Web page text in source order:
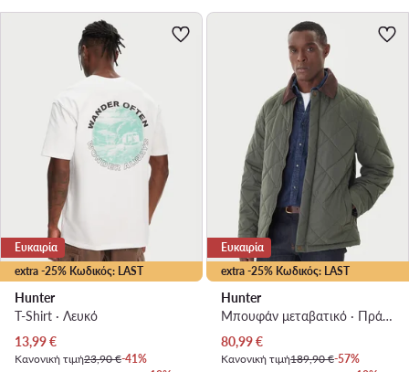
extra -25% Κωδικός: LAST
Ευκαιρία
Hunter
T-Shirt · Λευκό
Τρέχουσα τιμή
13,99€
Κανονική τιμή23,90 €-41%
extra -25% Κωδικός: LAST
Ευκαιρία
Hunter
Μπουφάν μεταβατικό · Πράσινο
Τρέχουσα τιμή
80,99€
Κανονική τιμή189,90 €-57%